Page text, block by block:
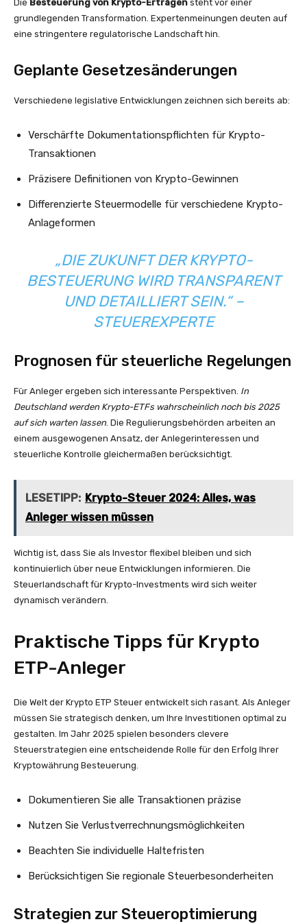
Die Besteuerung von Krypto-Erträgen steht vor einer
grundlegenden Transformation. Expertenmeinungen deuten auf
eine stringentere regulatorische Landschaft hin.
Geplante Gesetzesänderungen
Verschiedene legislative Entwicklungen zeichnen sich bereits ab:
Verschärfte Dokumentationspflichten für Krypto-
Transaktionen
Präzisere Definitionen von Krypto-Gewinnen
Differenzierte Steuermodelle für verschiedene Krypto-
Anlageformen
„DIE ZUKUNFT DER KRYPTO-
BESTEUERUNG WIRD TRANSPARENT
UND DETAILLIERT SEIN.“ –
STEUEREXPERTE
Prognosen für steuerliche Regelungen
Für Anleger ergeben sich interessante Perspektiven. In
Deutschland werden Krypto-ETFs wahrscheinlich noch bis 2025
auf sich warten lassen . Die Regulierungsbehörden arbeiten an
einem ausgewogenen Ansatz, der Anlegerinteressen und
steuerliche Kontrolle gleichermaßen berücksichtigt.
LESETIPP: Krypto-Steuer 2024: Alles, was
Anleger wissen müssen
Wichtig ist, dass Sie als Investor flexibel bleiben und sich
kontinuierlich über neue Entwicklungen informieren. Die
Steuerlandschaft für Krypto-Investments wird sich weiter
dynamisch verändern.
Praktische Tipps für Krypto
ETP-Anleger
Die Welt der Krypto ETP Steuer entwickelt sich rasant. Als Anleger
müssen Sie strategisch denken, um Ihre Investitionen optimal zu
gestalten. Im Jahr 2025 spielen besonders clevere
Steuerstrategien eine entscheidende Rolle für den Erfolg Ihrer
Kryptowährung Besteuerung.
Dokumentieren Sie alle Transaktionen präzise
Nutzen Sie Verlustverrechnungsmöglichkeiten
Beachten Sie individuelle Haltefristen
Berücksichtigen Sie regionale Steuerbesonderheiten
Strategien zur Steueroptimierung